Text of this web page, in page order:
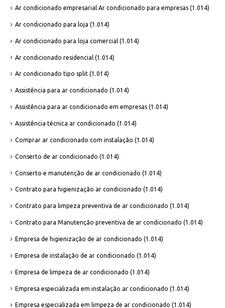
Ar condicionado empresarial Ar condicionado para empresas (1.014)
Ar condicionado para loja (1.014)
Ar condicionado para loja comercial (1.014)
Ar condicionado residencial (1.014)
Ar condicionado tipo split (1.014)
Assistência para ar condicionado (1.014)
Assistência para ar condicionado em empresas (1.014)
Assistência técnica ar condicionado (1.014)
Comprar ar condicionado com instalação (1.014)
Conserto de ar condicionado (1.014)
Conserto e manutenção de ar condicionado (1.014)
Contrato para higienização ar condicionado (1.014)
Contrato para limpeza preventiva de ar condicionado (1.014)
Contrato para Manutenção preventiva de ar condicionado (1.014)
Empresa de higienização de ar condicionado (1.014)
Empresa de instalação de ar condicionado (1.014)
Empresa de limpeza de ar condicionado (1.014)
Empresa especializada em instalação ar condicionado (1.014)
Empresa especializada em limpeza de ar condicionado (1.014)